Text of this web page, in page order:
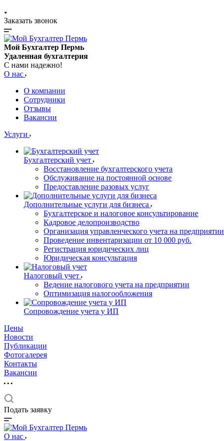
Заказать звонок
Мой Бухгалтер Пермь
Удаленная бухгалтерия
С нами надежно!
О нас
О компании
Сотрудники
Отзывы
Вакансии
Услуги
Бухгалтерский учет
Восстановление бухгалтерского учета
Обслуживание на постоянной основе
Предоставление разовых услуг
Дополнительные услуги для бизнеса
Бухгалтерское и налоговое консультирование
Кадровое делопроизводство
Организация управленческого учета на предприятии
Проведение инвентаризации от 10 000 руб.
Регистрация юридических лиц
Юридическая консультация
Налоговый учет
Ведение налогового учета на предприятии
Оптимизация налогообложения
Сопровождение учета у ИП
Цены
Новости
Публикации
Фотогалерея
Контакты
Вакансии
Подать заявку
О нас